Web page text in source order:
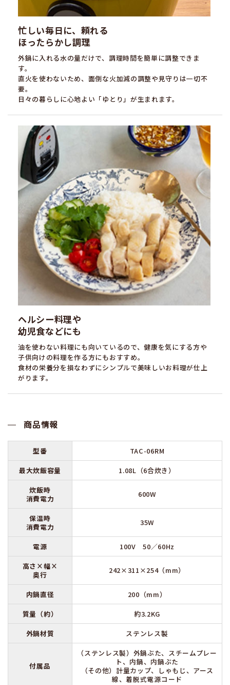
忙しい毎日に、頼れる
ほったらかし調理
外鍋に入れる水の量だけで、調理時間を簡単に調整できま
す。
直火を使わないため、面倒な火加減の調整や見守りは一切不
要。
日々の暮らしに心地よい「ゆとり」が生まれます。
ヘルシー料理や
幼児食などにも
油を使わない料理にも向いているので、健康を気にする方や
子供向けの料理を作る方にもおすすめ。
食材の栄養分を損なわずにシンプルで美味しいお料理が仕上
がります。
商品情報
型番
TAC-06RM
最大炊飯容量
1.08L（6合炊き）
炊飯時
消費電力
600W
保温時
消費電力
35W
電源
100V 50／60Hz
高さ×幅×
奥行
242×311×254（mm）
内鍋直径
200（mm）
質量（約）
約3.2KG
外鍋材質
ステンレス製
付属品
（ステンレス製）外鍋ぶた、スチームプレー
ト、内鍋、内鍋ぶた
（その他）計量カップ、しゃもじ、アース
線、着脱式電源コード